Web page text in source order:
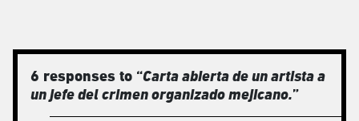
6 responses to “Carta abierta de un artista a
un jefe del crimen organizado mejicano.”